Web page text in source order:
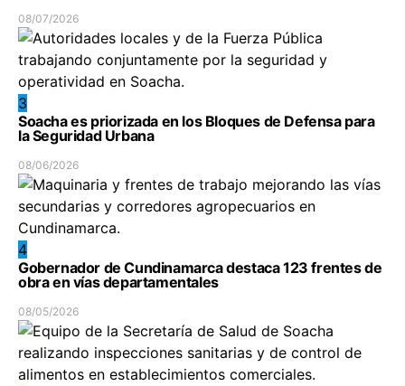
08/07/2026
3
Soacha es priorizada en los Bloques de Defensa para
la Seguridad Urbana
08/06/2026
4
Gobernador de Cundinamarca destaca 123 frentes de
obra en vías departamentales
08/05/2026